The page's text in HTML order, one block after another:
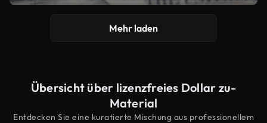
Mehr laden
Übersicht über lizenzfreies Dollar zu-
Material
Entdecken Sie eine kuratierte Mischung aus professionellem